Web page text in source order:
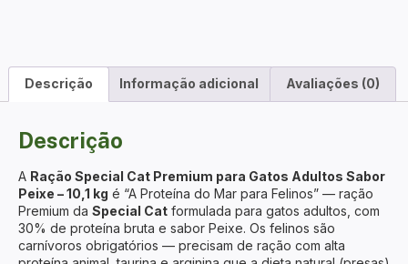
Descrição Informação adicional Avaliações (0)
Descrição
A Ração Special Cat Premium para Gatos Adultos Sabor
Peixe – 10,1 kg é “A Proteína do Mar para Felinos” — ração
Premium da Special Cat formulada para gatos adultos, com
30% de proteína bruta e sabor Peixe. Os felinos são
carnívoros obrigatórios — precisam de ração com alta